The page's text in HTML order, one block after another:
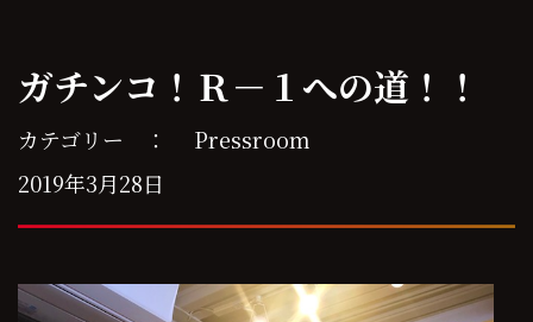
ガチンコ！Ｒ－１への道！！
カテゴリー ： Pressroom
2019年3月28日